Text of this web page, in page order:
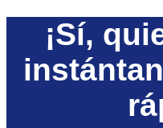
¡Sí,